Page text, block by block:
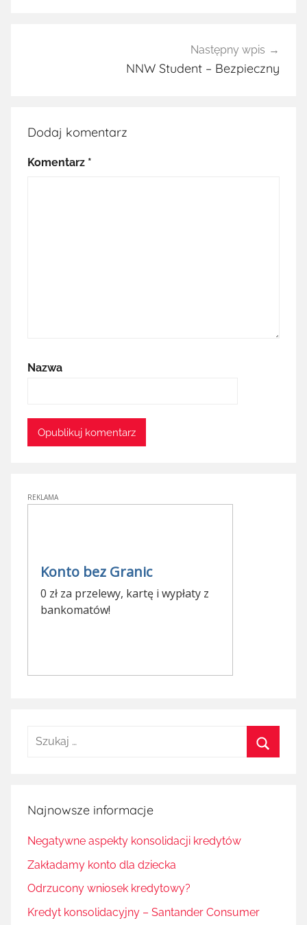
Następny wpis
NNW Student – Bezpieczny
Dodaj komentarz
Komentarz *
Nazwa
Szukaj:
Najnowsze informacje
Negatywne aspekty konsolidacji kredytów
Zakładamy konto dla dziecka
Odrzucony wniosek kredytowy?
Kredyt konsolidacyjny – Santander Consumer